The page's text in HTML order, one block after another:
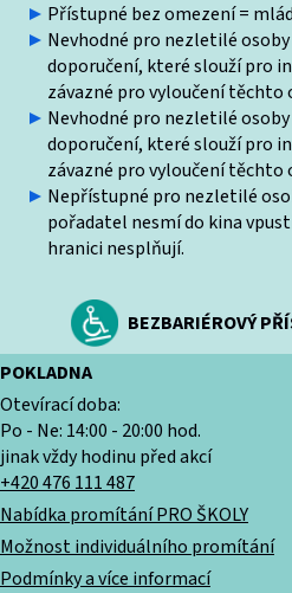
Přístupné bez omezení =
Nevhodné pro nezletilé
doporučení, které slouží pro
závazné pro vyloučení těchto
Nevhodné pro nezletilé
doporučení, které slouží pro
závazné pro vyloučení těchto
Nepřístupné pro nezletilé
pořadatel nesmí do kina
hranici nesplňují.
BEZBARIÉROVÝ
POKLADNA
Otevírací doba:
Po - Ne: 14:00 - 20:00 hod.
jinak vždy hodinu před akcí
+420 476 111 487
Nabídka promítání PRO ŠKOLY
Možnost individuálního promítání
Podmínky a více informací